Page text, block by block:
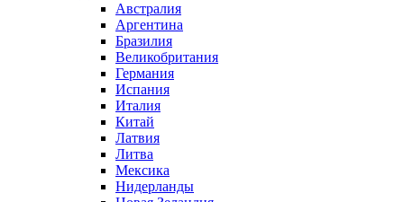
Австралия
Аргентина
Бразилия
Великобритания
Германия
Испания
Италия
Китай
Латвия
Литва
Мексика
Нидерланды